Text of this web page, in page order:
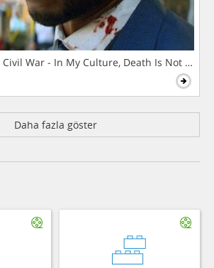
War - In My Culture, Death Is Not The
Daha fazla göster